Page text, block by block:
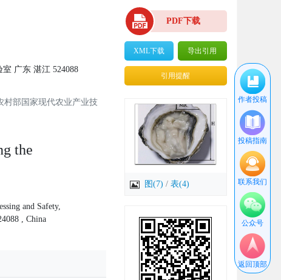
广东 湛江 524088
村部国家现代农业产业技
the
and Safety,
, China
PDF下载
XML下载 导出引用
引用提醒
图(7) / 表(4)
作者投稿
投稿指南
联系我们
公众号
返回顶部